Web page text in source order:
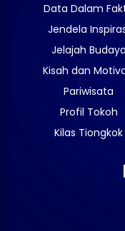
Data Dalam
Jendela
Jelajah Budaya
Kisah dan
Pariwisata
Profil Tokoh
Kilas Tiongkok